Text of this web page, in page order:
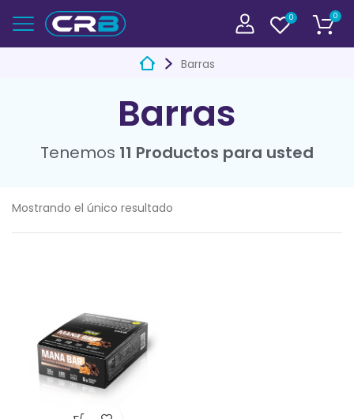
0 0
Barras
Barras
Tenemos 11 Productos para usted
Mostrando el único resultado